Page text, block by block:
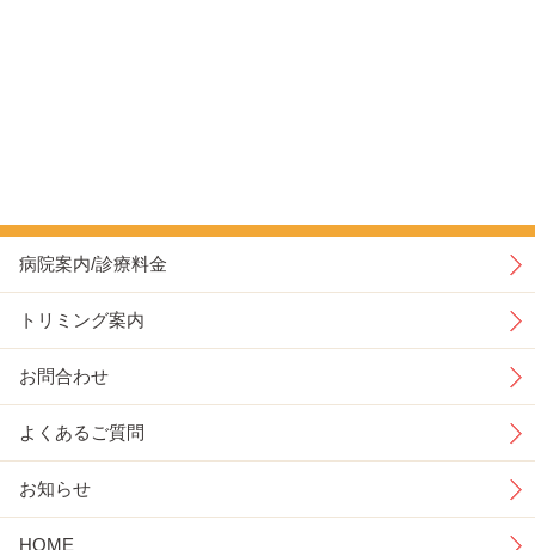
病院案内/診療料金
トリミング案内
お問合わせ
よくあるご質問
お知らせ
HOME